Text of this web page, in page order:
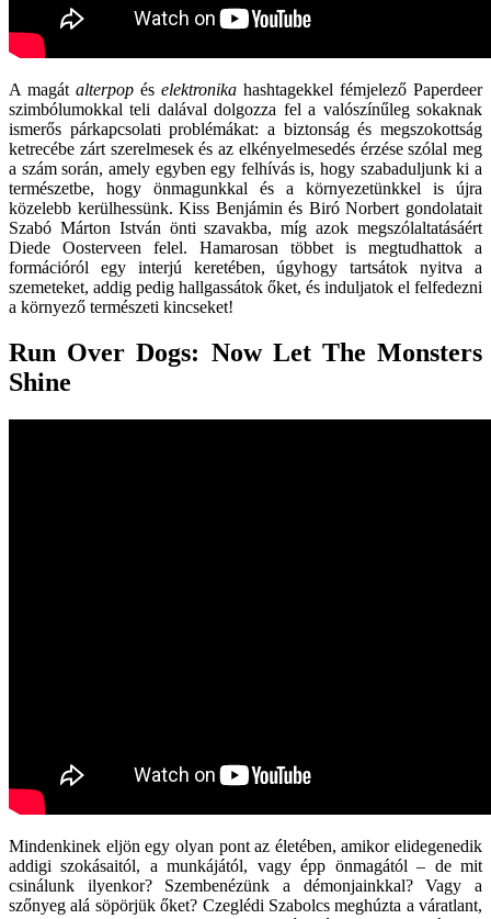
A magát alterpop és elektronika hashtagekkel fémjelező Paperdeer
szimbólumokkal teli dalával dolgozza fel a valószínűleg sokaknak
ismerős párkapcsolati problémákat: a biztonság és megszokottság
ketrecébe zárt szerelmesek és az elkényelmesedés érzése szólal meg
a szám során, amely egyben egy felhívás is, hogy szabaduljunk ki a
természetbe, hogy önmagunkkal és a környezetünkkel is újra
közelebb kerülhessünk. Kiss Benjámin és Biró Norbert gondolatait
Szabó Márton István önti szavakba, míg azok megszólaltatásáért
Diede Oosterveen felel. Hamarosan többet is megtudhattok a
formációról egy interjú keretében, úgyhogy tartsátok nyitva a
szemeteket, addig pedig hallgassátok őket, és induljatok el felfedezni
a környező természeti kincseket!
Run Over Dogs: Now Let The Monsters
Shine
Mindenkinek eljön egy olyan pont az életében, amikor elidegenedik
addigi szokásaitól, a munkájától, vagy épp önmagától – de mit
csinálunk ilyenkor? Szembenézünk a démonjainkkal? Vagy a
szőnyeg alá söpörjük őket? Czeglédi Szabolcs meghúzta a váratlant,